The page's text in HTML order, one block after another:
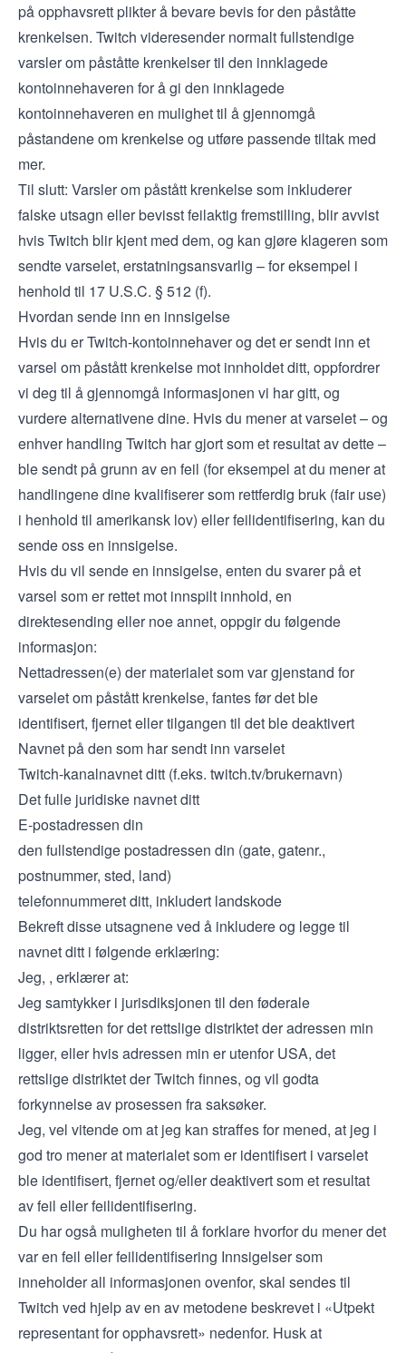
på opphavsrett plikter å bevare bevis for den påståtte
krenkelsen. Twitch videresender normalt fullstendige
varsler om påståtte krenkelser til den innklagede
kontoinnehaveren for å gi den innklagede
kontoinnehaveren en mulighet til å gjennomgå
påstandene om krenkelse og utføre passende tiltak med
mer.
Til slutt: Varsler om påstått krenkelse som inkluderer
falske utsagn eller bevisst feilaktig fremstilling, blir avvist
hvis Twitch blir kjent med dem, og kan gjøre klageren som
sendte varselet, erstatningsansvarlig – for eksempel i
henhold til 17 U.S.C. § 512 (f).
Hvordan sende inn en innsigelse
Hvis du er Twitch-kontoinnehaver og det er sendt inn et
varsel om påstått krenkelse mot innholdet ditt, oppfordrer
vi deg til å gjennomgå informasjonen vi har gitt, og
vurdere alternativene dine. Hvis du mener at varselet – og
enhver handling Twitch har gjort som et resultat av dette –
ble sendt på grunn av en feil (for eksempel at du mener at
handlingene dine kvalifiserer som rettferdig bruk (fair use)
i henhold til amerikansk lov) eller feilidentifisering, kan du
sende oss en innsigelse.
Hvis du vil sende en innsigelse, enten du svarer på et
varsel som er rettet mot innspilt innhold, en
direktesending eller noe annet, oppgir du følgende
informasjon:
Nettadressen(e) der materialet som var gjenstand for
varselet om påstått krenkelse, fantes før det ble
identifisert, fjernet eller tilgangen til det ble deaktivert
Navnet på den som har sendt inn varselet
Twitch-kanalnavnet ditt (f.eks. twitch.tv/brukernavn)
Det fulle juridiske navnet ditt
E-postadressen din
den fullstendige postadressen din (gate, gatenr.,
postnummer, sted, land)
telefonnummeret ditt, inkludert landskode
Bekreft disse utsagnene ved å inkludere og legge til
navnet ditt i følgende erklæring:
Jeg, , erklærer at:
Jeg samtykker i jurisdiksjonen til den føderale
distriktsretten for det rettslige distriktet der adressen min
ligger, eller hvis adressen min er utenfor USA, det
rettslige distriktet der Twitch finnes, og vil godta
forkynnelse av prosessen fra saksøker.
Jeg, vel vitende om at jeg kan straffes for mened, at jeg i
god tro mener at materialet som er identifisert i varselet
ble identifisert, fjernet og/eller deaktivert som et resultat
av feil eller feilidentifisering.
Du har også muligheten til å forklare hvorfor du mener det
var en feil eller feilidentifisering Innsigelser som
inneholder all informasjonen ovenfor, skal sendes til
Twitch ved hjelp av en av metodene beskrevet i «Utpekt
representant for opphavsrett» nedenfor. Husk at